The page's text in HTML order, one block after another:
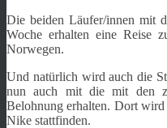
Die beiden Läufer/innen mit
Woche erhalten eine Reise
Norwegen.
Und natürlich wird auch die
nun auch mit die mit den
Belohnung erhalten. Dort
Nike stattfinden.